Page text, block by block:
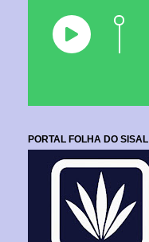
PORTAL FOLHA DO SISAL